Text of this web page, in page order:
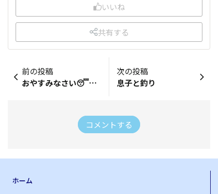
いいね
共有する
前の投稿
おやすみなさい😴✨💤
次の投稿
息子と釣り
コメントする
ホーム